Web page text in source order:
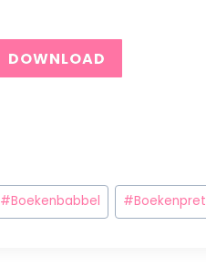
DOWNLOAD
#Boekenbabbel #Boekenpret